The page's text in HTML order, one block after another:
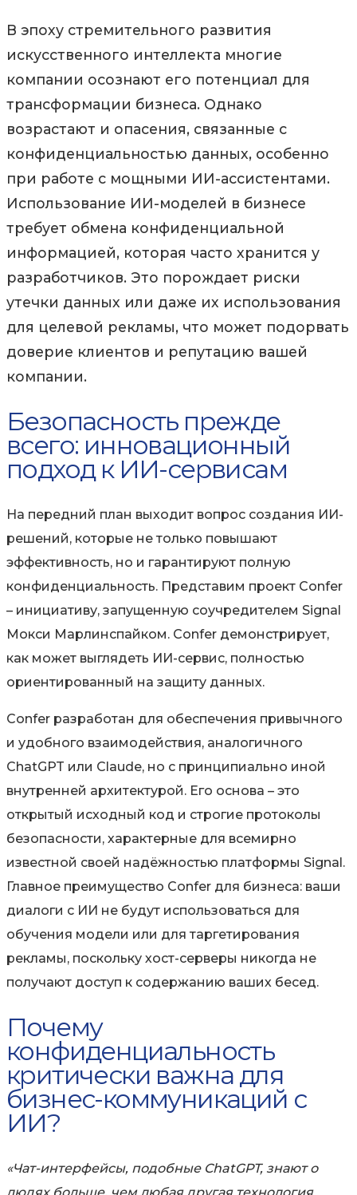
В эпоху стремительного развития
искусственного интеллекта многие
компании осознают его потенциал для
трансформации бизнеса. Однако
возрастают и опасения, связанные с
конфиденциальностью данных, особенно
при работе с мощными ИИ-ассистентами.
Использование ИИ-моделей в бизнесе
требует обмена конфиденциальной
информацией, которая часто хранится у
разработчиков. Это порождает риски
утечки данных или даже их использования
для целевой рекламы, что может подорвать
доверие клиентов и репутацию вашей
компании.
Безопасность прежде
всего: инновационный
подход к ИИ-сервисам
На передний план выходит вопрос создания ИИ-
решений, которые не только повышают
эффективность, но и гарантируют полную
конфиденциальность. Представим проект Confer
– инициативу, запущенную соучредителем Signal
Мокси Марлинспайком. Confer демонстрирует,
как может выглядеть ИИ-сервис, полностью
ориентированный на защиту данных.
Confer разработан для обеспечения привычного
и удобного взаимодействия, аналогичного
ChatGPT или Claude, но с принципиально иной
внутренней архитектурой. Его основа – это
открытый исходный код и строгие протоколы
безопасности, характерные для всемирно
известной своей надёжностью платформы Signal.
Главное преимущество Confer для бизнеса: ваши
диалоги с ИИ не будут использоваться для
обучения модели или для таргетирования
рекламы, поскольку хост-серверы никогда не
получают доступ к содержанию ваших бесед.
Почему
конфиденциальность
критически важна для
бизнес-коммуникаций с
ИИ?
«Чат-интерфейсы, подобные ChatGPT, знают о